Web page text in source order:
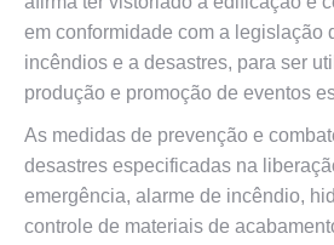
em conformidade com a legislação
incêndios e a desastres, para ser
produção e promoção de eventos
As medidas de prevenção e
desastres especificadas na
emergência, alarme de incêndio,
controle de materiais de